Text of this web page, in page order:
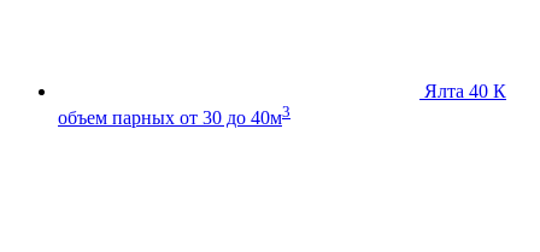
Ялта 40 К
объем парных от 30 до 40м3